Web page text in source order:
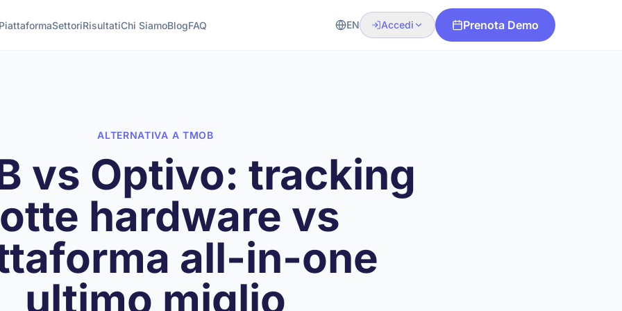
PiattaformaSettoriRisultatiChi SiamoBlogFAQ EN Accedi Prenota Demo
ALTERNATIVA A TMOB
vs Optivo: tracking
hardware vs
all-in-one
ultimo miglio